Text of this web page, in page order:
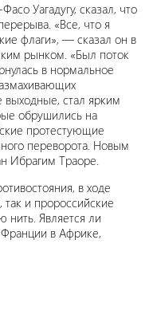
Уагадугу, сказал, что
«Все, что я
флаги», — сказал он в
рынком. «Был поток
в нормальное
выходные, стал ярким
обрушились на
протестующие
переворота. Новым
Ибрагим Траоре.
в ходе
и пророссийские
нить. Является ли
в Африке,